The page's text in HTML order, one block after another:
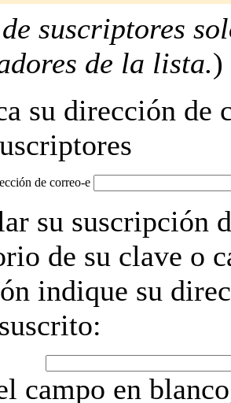
suscriptores
de la lista.)
su dirección de
de correo-e
su suscripción
de su clave o
indique su
campo en